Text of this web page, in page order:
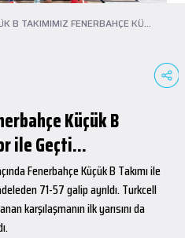
KÜÇÜK B TAKIMIMIZ FENERBAHÇE KÜÇÜK B TAK...
Küçük B
ile Geçti...
Fenerbahçe Küçük B Takımı ile
71-57 galip ayrıldı. Turkcell
karşılaşmanın ilk yarısını da